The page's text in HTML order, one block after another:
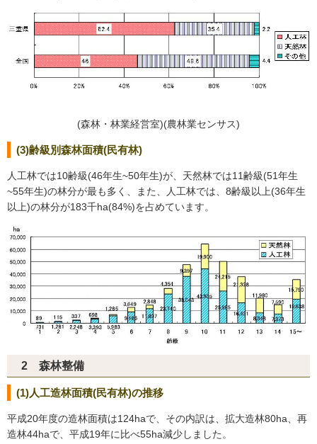
(森林・林業経営室)(農林業センサス)
(3)齢級別森林面積(民有林)
人工林では10齢級(46年生~50年生)が、天然林では11齢級(51年生
~55年生)の林分が最も多く、また、人工林では、8齢級以上(36年生
以上)の林分が183千ha(84%)を占めています。
2 森林整備
(1)人工造林面積(民有林)の推移
平成20年度の造林面積は124haで、その内訳は、拡大造林80ha、再
造林44haで、平成19年に比べ55ha減少しました。